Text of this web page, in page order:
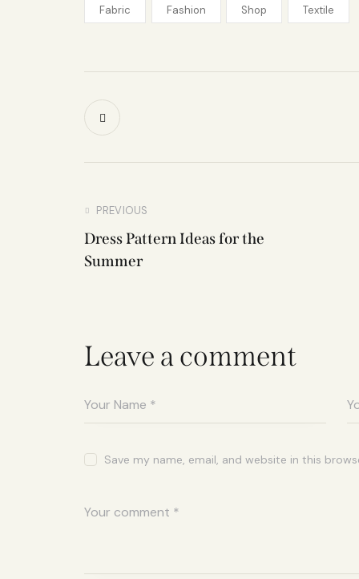
Fabric Fashion Shop Textile
PREVIOUS
Dress Pattern Ideas for the
Summer
Leave a comment
Save my name, email, and website in this